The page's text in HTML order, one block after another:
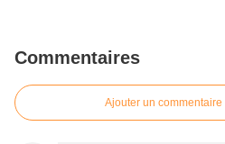
Commentaires
Ajouter un commentaire